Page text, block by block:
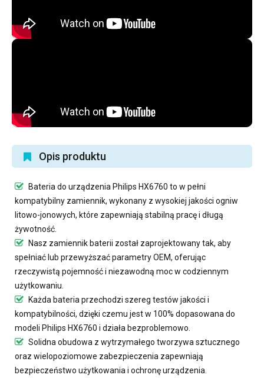
Opis produktu
Bateria do urządzenia Philips HX6760 to w pełni
kompatybilny zamiennik, wykonany z wysokiej jakości ogniw
litowo-jonowych, które zapewniają stabilną pracę i długą
żywotność.
Nasz zamiennik baterii został zaprojektowany tak, aby
spełniać lub przewyższać parametry OEM, oferując
rzeczywistą pojemność i niezawodną moc w codziennym
użytkowaniu.
Każda bateria przechodzi szereg testów jakości i
kompatybilności, dzięki czemu jest w 100% dopasowana do
modeli Philips HX6760 i działa bezproblemowo.
Solidna obudowa z wytrzymałego tworzywa sztucznego
oraz wielopoziomowe zabezpieczenia zapewniają
bezpieczeństwo użytkowania i ochronę urządzenia.